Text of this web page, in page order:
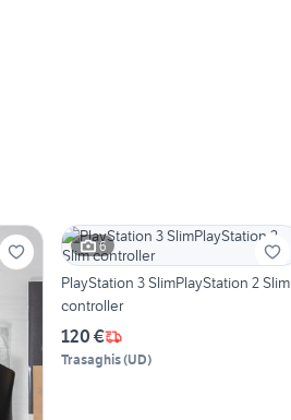
6
PlayStation 3 SlimPlayStation 2 Slim
controller
120 €
Trasaghis(UD)